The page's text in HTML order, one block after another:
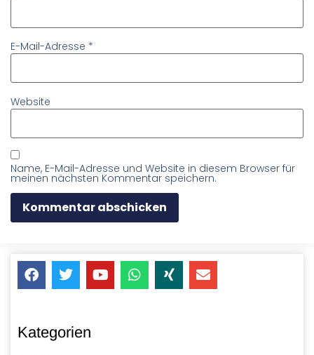
E-Mail-Adresse *
Website
Name, E-Mail-Adresse und Website in diesem Browser für
meinen nächsten Kommentar speichern.
Kategorien